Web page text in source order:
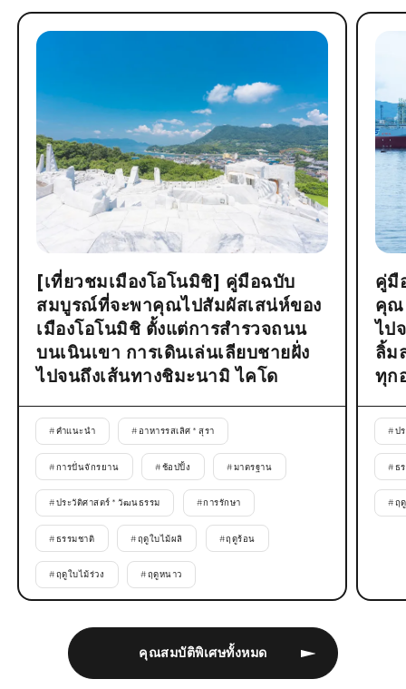
คุณสมบัติพิเศษทั้งหมด
[เที่ยวชมเมืองโอโนมิชิ] คู่มือฉบับ
สมบูรณ์ที่จะพาคุณไปสัมผัสเสน่ห์ของ
เมืองโอโนมิชิ ตั้งแต่การสำรวจถนน
บนเนินเขา การเดินเล่นเลียบชายฝั่ง
ไปจนถึงเส้นทางชิมะนามิ ไคโด
#คำแนะนำ # อาหารรสเลิศ * สุรา
#การปั่นจักรยาน #ช้อปปิ้ง #มาตรฐาน
#ประวัติศาสตร์ * วัฒนธรรม #การรักษา
#ธรรมชาติ #ฤดูใบไม้ผลิ #ฤดูร้อน
#ฤดูใบไม้ร่วง #ฤดูหนาว
คู่มื
คุณ
ไป
ลิ้ม
ทุก
#ป
#ธ
#ฤ